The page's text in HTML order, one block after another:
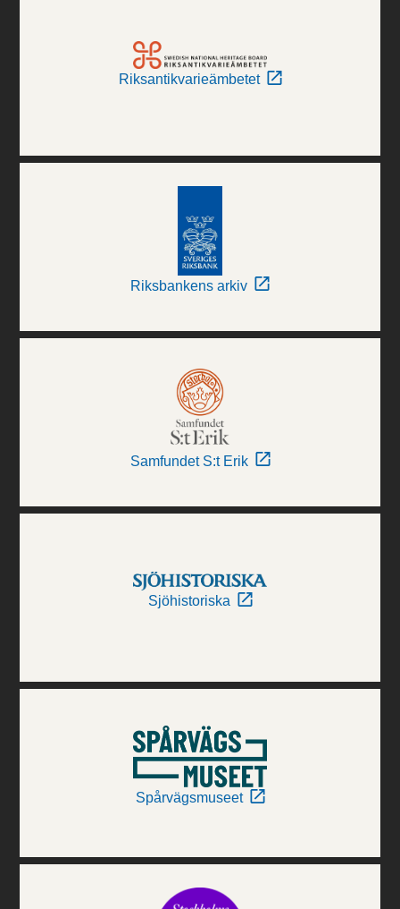
Riksantikvarieämbetet
Riksbankens arkiv
Samfundet S:t Erik
Sjöhistoriska
Spårvägsmuseet